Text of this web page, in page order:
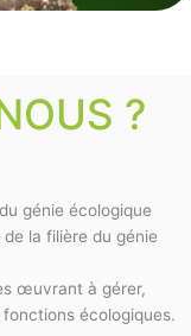
?
génie écologique
la filière du génie
œuvrant à gérer,
écologiques.